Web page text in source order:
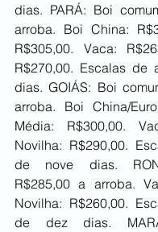
dias. PARÁ: Boi
arroba. Boi China:
R$305,00. Vaca:
R$270,00. Escalas de
dias. GOIÁS: Boi
arroba. Boi China/
Média: R$300,00.
Novilha: R$290,00.
de nove dias.
R$285,00 a arroba.
Novilha: R$260,00.
de dez dias.